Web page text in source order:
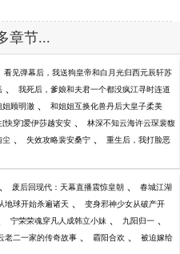
章节...
看见弹幕后，我送狗皇帝和白月光归西元辰轩苏
、 我死后，爹娘和夫君一个都没疯江寻时连道
姐顾明澈 、 和姐姐互换化兽丹后大皇子柔美
[快穿]爱伊莎越安安 、 林深不知云海许云琛裴馥
尘 、 失效攻略裴安桑宁 、 重生后，我打脸恶
、 废后回现代：天幕直播震惊皇朝 、 春城江湖
地球开始杀遍诸天 、 变身邪神少女从破产开
宁荣荣魂穿凡人成韩立小妹 、 九阳归一 、
老二一家的传奇故事 、 霸阳合欢 、 被迫嫁给